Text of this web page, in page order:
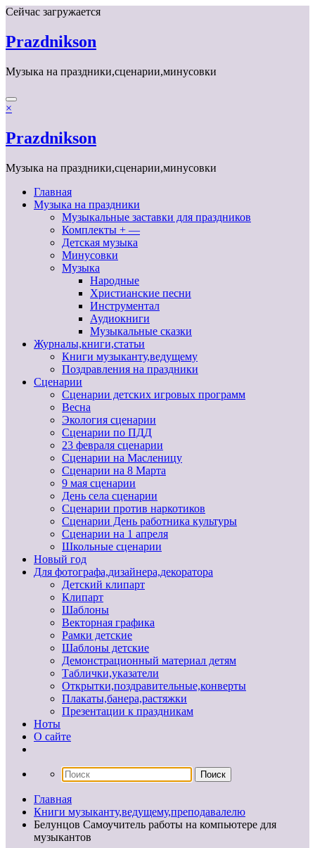
Перейти
содержимому
Сейчас загружается
Prazdnikson
Музыка на праздники,сценарии,минусовки
×
Prazdnikson
Музыка на праздники,сценарии,минусовки
Главная
Музыка на праздники
Музыкальные заставки для праздников
Комплекты + —
Детская музыка
Минусовки
Музыка
Народные
Христианские песни
Инструментал
Аудиокниги
Музыкальные сказки
Журналы,книги,статьи
Книги музыканту,ведущему
Поздравления на праздники
Сценарии
Сценарии детских игровых программ
Весна
Экология сценарии
Сценарии по ПДД
23 февраля сценарии
Сценарии на Масленицу
Сценарии на 8 Марта
9 мая сценарии
День села сценарии
Сценарии против наркотиков
Сценарии День работника культуры
Сценарии на 1 апреля
Школьные сценарии
Новый год
Для фотографа,дизайнера,декоратора
Детский клипарт
Клипарт
Шаблоны
Векторная графика
Рамки детские
Шаблоны детские
Демонстрационный материал детям
Таблички,указатели
Открытки,поздравительные,конверты
Плакаты,банера,растяжки
Презентации к праздникам
Ноты
О сайте
Главная
Книги музыканту,ведущему,преподавалелю
Белунцов Самоучитель работы на компьютере для
музыкантов